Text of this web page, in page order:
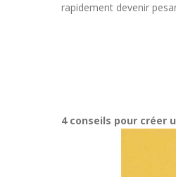
rapidement devenir
4 conseils pour créer